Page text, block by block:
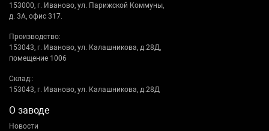
153000, г. Иваново, ул. Парижской Коммуны,
д. 3А, офис 317.
Производство:
153043, г. Иваново, ул. Калашникова, д.28Д,
помещение 1006
Склад::
153043, г. Иваново, ул. Калашникова, д.28Д
О заводе
Новости